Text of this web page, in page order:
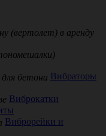
Вибраторы
Виброкатки
Виброрейки и